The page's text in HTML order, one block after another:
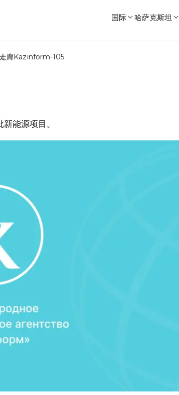
国际 哈萨克斯坦
廊Kazinform-105
能源项目。